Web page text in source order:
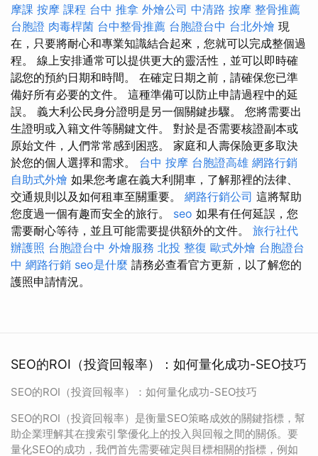
摩課 按摩 課程 台中 推拿 外燴公司 中清路 按摩 整骨推薦
台胞證 肉毒桿菌 台中整骨推薦 台胞證台中 台北外燴 現
在，只要將耐心和專業知識結合起來，您就可以完成整個過
程。 線上安排通常可以提供更大的靈活性，並可以即時確
認您的預約日期和時間。 在確定日期之前，請確保您已準
備好所有必要的文件。 這種準備可以防止申請過程中的延
誤。 義大利公民身分證明是另一個關鍵步驟。 您將需要出
生證明或入籍文件等關鍵文件。 對於是否需要核證副本或
原始文件，人們常常感到困惑。 家庭和人壽保險更多取決
於您的個人選擇和需求。 台中 按摩 台胞證高雄 網路行銷
自助式外燴 如果您考慮在義大利開車，了解那裡的法律、
交通規則以及如何租車至關重要。 網路行銷公司 這將幫助
您度過一個有趣而安全的旅行。 seo 如果有任何延誤，您
需要耐心等待，並且可能需要提供額外的文件。 旅行社代
辦護照 台胞證台中 外燴服務 北投 整復 歐式外燴 台胞證台
中 網路行銷 seo是什麼 請務必查看官方更新，以了解您的
護照申請情況。
SEO的ROI（投資回報率）：如何量化成功-SEO技巧
SEO的ROI（投資回報率）：如何量化成功-SEO技巧
SEO的ROI（投資回報率）是衡量SEO策略成效的關鍵指標，幫
助企業理解其在搜索引擎優化上的投入與回報之間的關係。要
量化SEO的成功，我們首先需要確定與目標相關的指標，例如